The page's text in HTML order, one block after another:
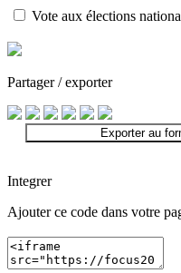
Vote aux élections
Partager / exporter
Exporter au
Integrer
Ajouter ce code dans votre